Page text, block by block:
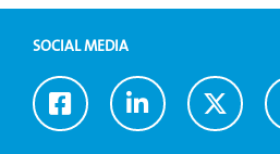
SOCIAL MEDIA
Ga
naar
Ga
naar
Ga
naar